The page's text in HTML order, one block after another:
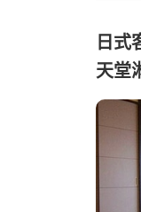
日式
天堂